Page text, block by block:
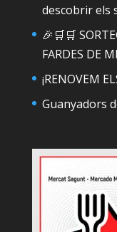
descobrir els
🎉🛒🛒
FARDES DE
¡RENOVEM
Guanyadors